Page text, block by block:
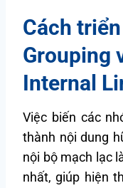
Cách
Grouping
Internal
Việc biến các
thành nội dung
nội bộ mạch lạc
nhất, giúp hiện